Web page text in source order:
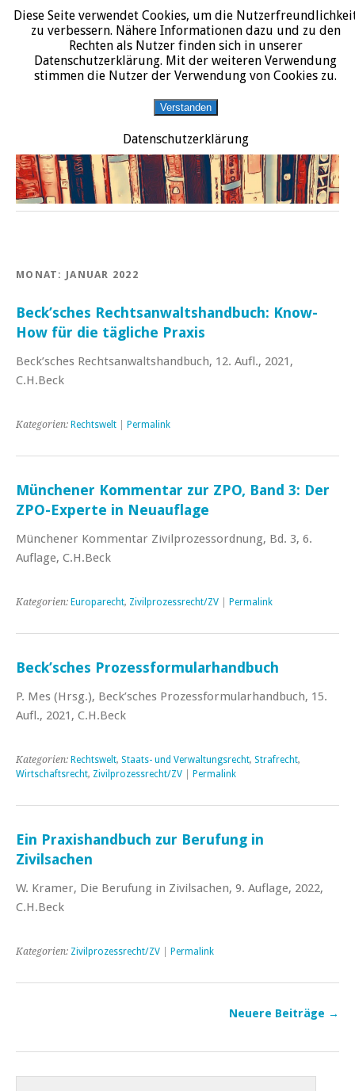
START DATENSCHUTZERKLÄRUNG IMPRESSUM ÜBER JURALIT
JURALIT
Rezensionen juristischer Literatur
MONAT: JANUAR 2022
Beck’sches Rechtsanwaltshandbuch: Know-
How für die tägliche Praxis
Beck’sches Rechtsanwaltshandbuch, 12. Aufl., 2021,
C.H.Beck
Kategorien: Rechtswelt Permalink
Münchener Kommentar zur ZPO, Band 3: Der
ZPO-Experte in Neuauflage
Münchener Kommentar Zivilprozessordnung, Bd. 3, 6.
Auflage, C.H.Beck
Kategorien: Europarecht, Zivilprozessrecht/ZV Permalink
Beck’sches Prozessformularhandbuch
P. Mes (Hrsg.), Beck’sches Prozessformularhandbuch, 15.
Aufl., 2021, C.H.Beck
Kategorien: Rechtswelt, Staats- und Verwaltungsrecht, Strafrecht,
Wirtschaftsrecht, Zivilprozessrecht/ZV Permalink
Ein Praxishandbuch zur Berufung in
Zivilsachen
W. Kramer, Die Berufung in Zivilsachen, 9. Auflage, 2022,
C.H.Beck
Kategorien: Zivilprozessrecht/ZV Permalink
Neuere Beiträge →
Diese Seite verwendet Cookies, um die
zu verbessern. Nähere Informationen dazu und zu den
Rechten als Nutzer finden sich in unserer
Datenschutzerklärung. Mit der weiteren Verwendung
stimmen die Nutzer der Verwendung von Cookies zu.
Verstanden
Datenschutzerklärung